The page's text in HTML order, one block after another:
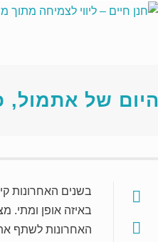
היום של אתמול,
בשנים האחרונות
באיזה אופן ומתי.
האחרונות לשתף